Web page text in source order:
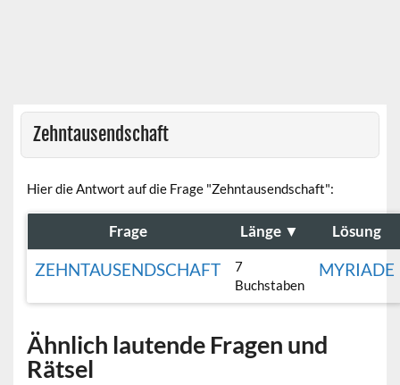
Zehntausendschaft
Hier die Antwort auf die Frage "Zehntausendschaft":
Frage Länge ▼ Lösung
ZEHNTAUSENDSCHAFT
7
Buchstaben
MYRIADE
Ähnlich lautende Fragen und
Rätsel